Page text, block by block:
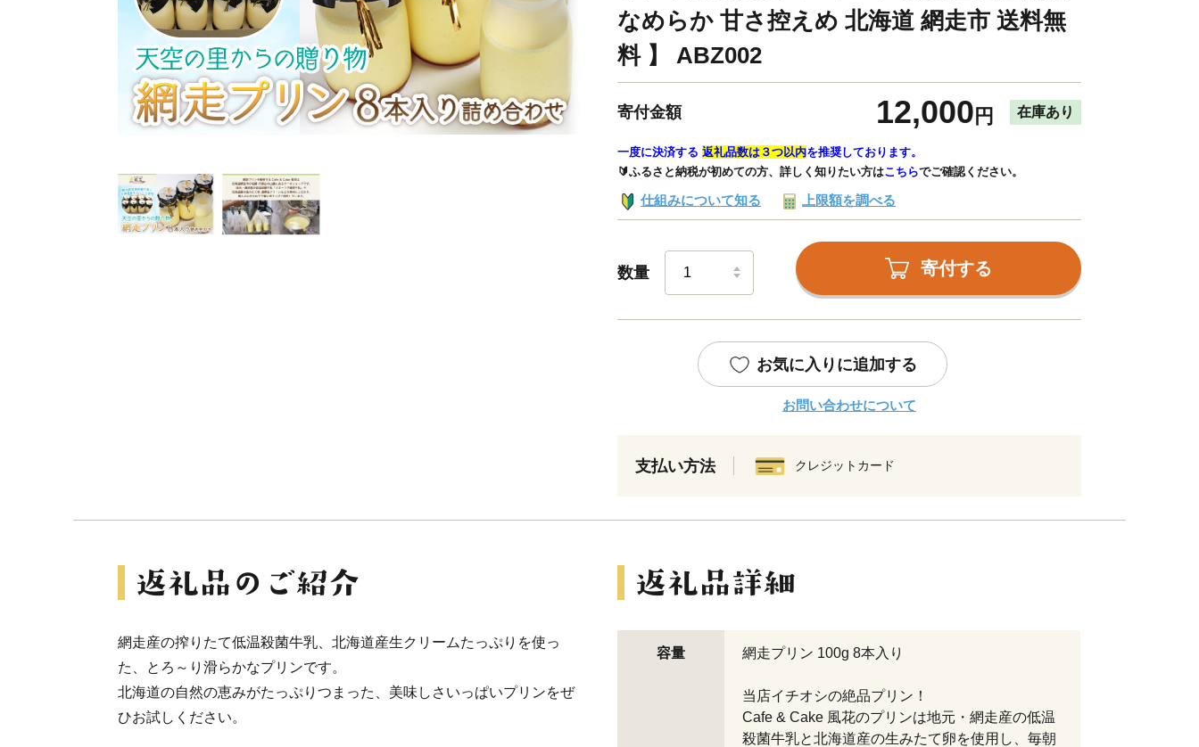
なめらか 甘さ控えめ 北海道 網走市 送料無
料 】 ABZ002
寄付金額 12,000 円 在庫あり
一度に決済する 返礼品数は３つ以内を推奨しております。
🔰ふるさと納税が初めての方、詳しく知りたい方はこちらでご確認ください。
仕組みについて知る 上限額を調べる
数量 寄付する
お気に入りに追加する
お問い合わせについて
支払い方法 クレジットカード
網走産の搾りたて低温殺菌牛乳、北海道産生クリームたっぷりを使っ
た、とろ～り滑らかなプリンです。
北海道の自然の恵みがたっぷりつまった、美味しさいっぱいプリンをぜ
ひお試しください。
容量 網走プリン 100g 8本入り
当店イチオシの絶品プリン！
Cafe & Cake 風花のプリンは地元・網走産の低温
殺菌牛乳と北海道産の生みたて卵を使用し、毎朝